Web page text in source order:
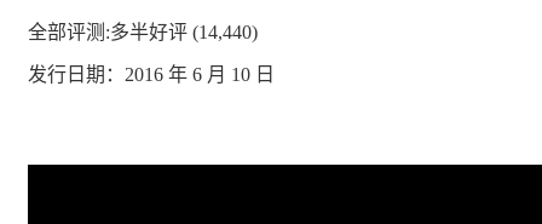
全部评测:多半好评 (14,440)
发行日期：2016 年 6 月 10 日